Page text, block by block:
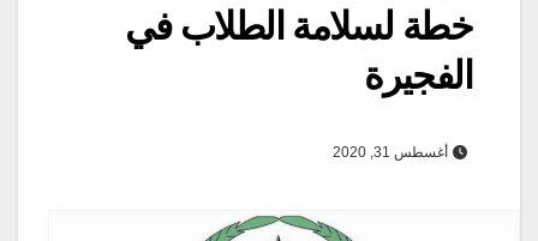
خطة لسلامة الطلاب في
الفجيرة
أغسطس 31, 2020